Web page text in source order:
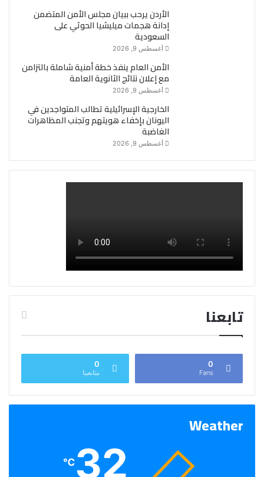
الأردن يرحب ببيان مجلس الأمن المتضمن
إدانة هجمات ميليشيا الحوثي على
السعودية
أغسطس 9, 2026
الأمن العام ينفذ خطة أمنية شاملة بالتزامن
مع إعلان نتائج الثانوية العامة
أغسطس 9, 2026
الخارجية الإسرائيلية تطالب المتواجدين في
اليونان بإخفاء هويتهم وتجنب المظاهرات
الغاضبة
أغسطس 9, 2026
تابعنا
0
Fans
0
متابعينا
Weather
32
℃